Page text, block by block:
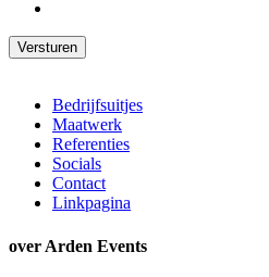
Bedrijfsuitjes
Maatwerk
Referenties
Socials
Contact
Linkpagina
over Arden Events